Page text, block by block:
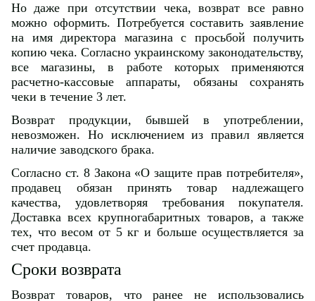
Но даже при отсутствии чека, возврат все равно
можно оформить. Потребуется составить заявление
на имя директора магазина с просьбой получить
копию чека. Согласно украинскому законодательству,
все магазины, в работе которых применяются
расчетно-кассовые аппараты, обязаны сохранять
чеки в течение 3 лет.
Возврат продукции, бывшей в употреблении,
невозможен. Но исключением из правил является
наличие заводского брака.
Согласно ст. 8 Закона «О защите прав потребителя»,
продавец обязан принять товар надлежащего
качества, удовлетворяя требования покупателя.
Доставка всех крупногабаритных товаров, а также
тех, что весом от 5 кг и больше осуществляется за
счет продавца.
Сроки возврата
Возврат товаров, что ранее не использовались